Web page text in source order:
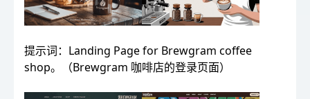
提示词：Landing Page for Brewgram coffee
shop。（Brewgram 咖啡店的登录页面）